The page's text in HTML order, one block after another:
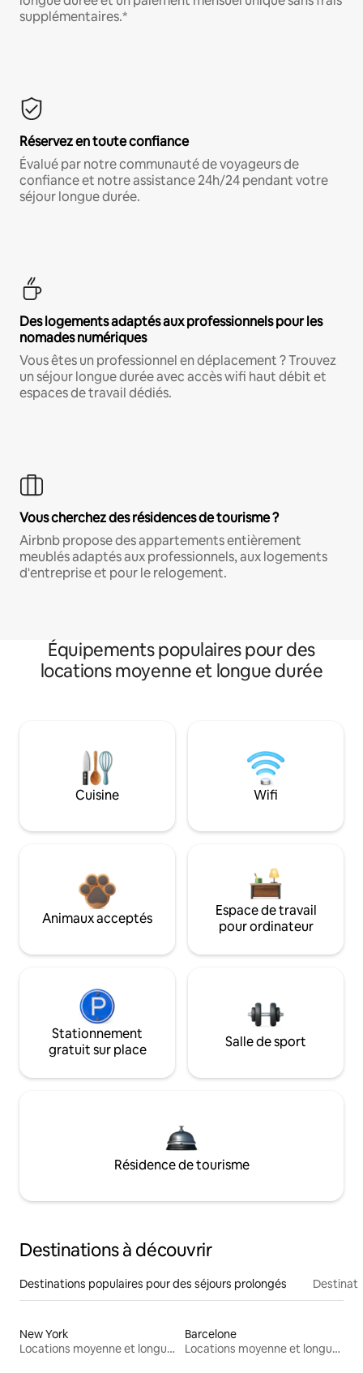
supplémentaires.*
Réservez en toute confiance
Évalué par notre communauté de voyageurs de
confiance et notre assistance 24h/24 pendant votre
séjour longue durée.
Des logements adaptés aux professionnels pour les
nomades numériques
Vous êtes un professionnel en déplacement ? Trouvez
un séjour longue durée avec accès wifi haut débit et
espaces de travail dédiés.
Vous cherchez des résidences de tourisme ?
Airbnb propose des appartements entièrement
meublés adaptés aux professionnels, aux logements
d'entreprise et pour le relogement.
Équipements populaires pour des
locations moyenne et longue durée
Cuisine Wifi
Animaux acceptés
Espace de travail
pour ordinateur
Stationnement
gratuit sur place
Salle de sport
Résidence de tourisme
Destinations à découvrir
Destinations populaires pour des séjours prolongés
New York
Locations moyenne et longue durée
Barcelone
Locations moyenne et longue durée